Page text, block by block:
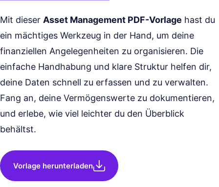
Mit dieser Asset Management PDF-Vorlage hast du
ein mächtiges Werkzeug in der Hand, um deine
finanziellen Angelegenheiten zu organisieren. Die
einfache Handhabung und klare Struktur helfen dir,
deine Daten schnell zu erfassen und zu verwalten.
Fang an, deine Vermögenswerte zu dokumentieren,
und erlebe, wie viel leichter du den Überblick
behältst.
Vorlage herunterladen